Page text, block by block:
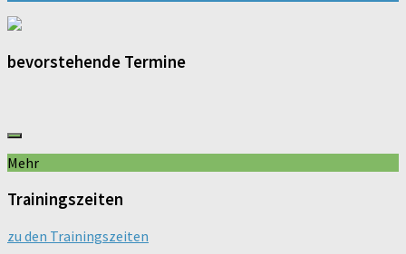
bevorstehende Termine
Mehr
Trainingszeiten
zu den Trainingszeiten